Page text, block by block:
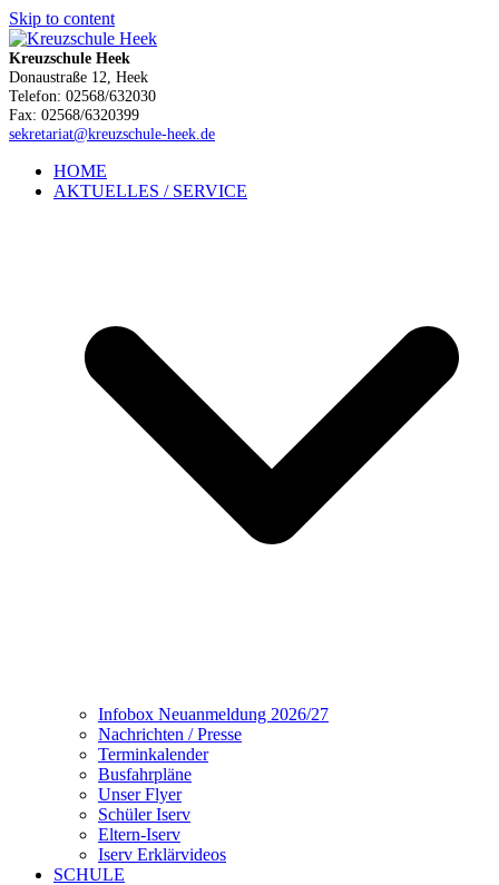
Skip to content
Kreuzschule Heek
Donaustraße 12, Heek
Telefon: 02568/632030
Fax: 02568/6320399
sekretariat@kreuzschule-heek.de
HOME
AKTUELLES / SERVICE
Infobox Neuanmeldung 2026/27
Nachrichten / Presse
Terminkalender
Busfahrpläne
Unser Flyer
Schüler Iserv
Eltern-Iserv
Iserv Erklärvideos
SCHULE